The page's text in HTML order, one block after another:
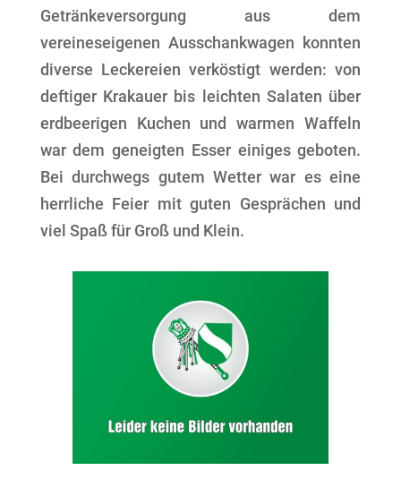
Getränkeversorgung aus dem
vereineseigenen Ausschankwagen konnten
diverse Leckereien verköstigt werden: von
deftiger Krakauer bis leichten Salaten über
erdbeerigen Kuchen und warmen Waffeln
war dem geneigten Esser einiges geboten.
Bei durchwegs gutem Wetter war es eine
herrliche Feier mit guten Gesprächen und
viel Spaß für Groß und Klein.